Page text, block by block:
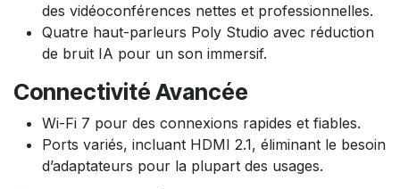
des vidéoconférences nettes et professionnelles.
Quatre haut-parleurs Poly Studio avec réduction
de bruit IA pour un son immersif.
Connectivité Avancée
Wi-Fi 7 pour des connexions rapides et fiables.
Ports variés, incluant HDMI 2.1, éliminant le besoin
d’adaptateurs pour la plupart des usages.